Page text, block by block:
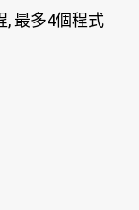
, 最多4個程式